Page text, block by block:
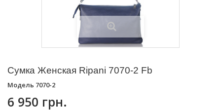
Сумка Женская Ripani 7070-2 Fb
Модель 7070-2
6 950 грн.